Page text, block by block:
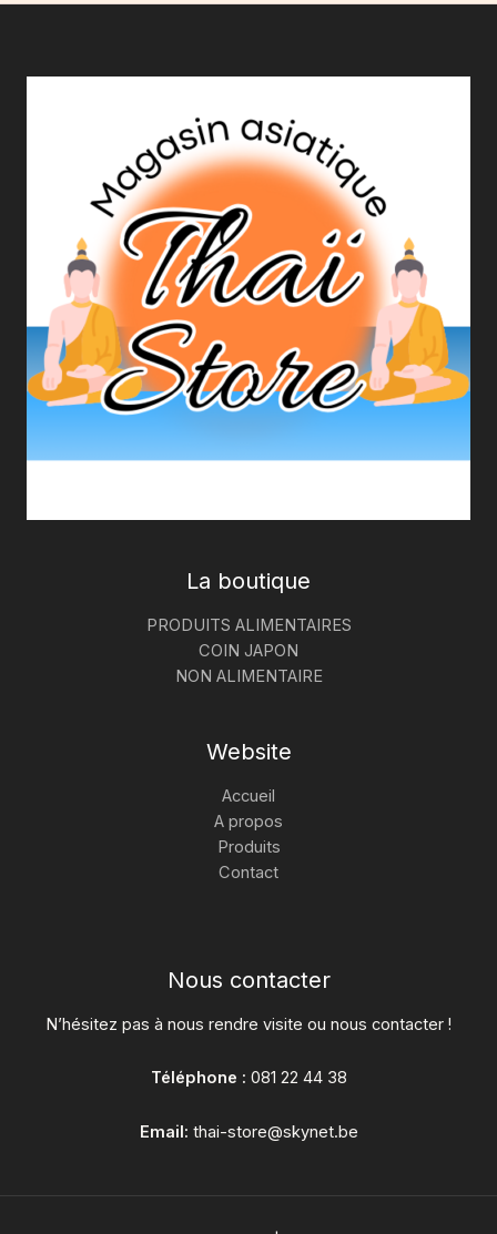
La boutique
PRODUITS ALIMENTAIRES
COIN JAPON
NON ALIMENTAIRE
Website
Accueil
A propos
Produits
Contact
Nous contacter
N’hésitez pas à nous rendre visite ou nous contacter !
Téléphone : 081 22 44 38
Email: thai-store@skynet.be